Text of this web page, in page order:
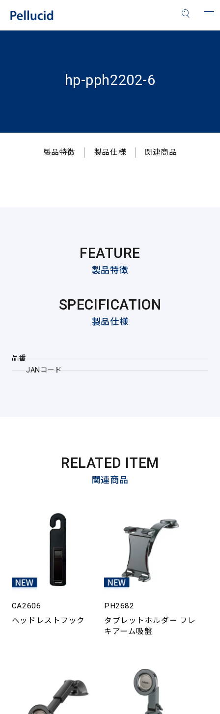
hp-pph2202-6
製品特徴 製品仕様 関連商品
FEATURE
製品特徴
SPECIFICATION
製品仕様
品番
JANコード
RELATED ITEM
関連商品
CA2606
ヘッドレストフック
PH2682
タブレットホルダー フレ
キアーム吸盤